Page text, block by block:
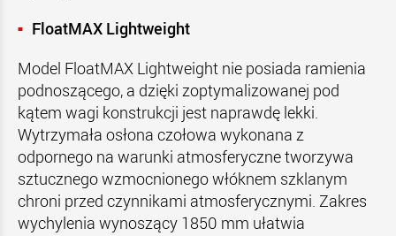
FloatMAX Lightweight
Model FloatMAX Lightweight nie posiada ramienia
podnoszącego, a dzięki zoptymalizowanej pod
kątem wagi konstrukcji jest naprawdę lekki.
Wytrzymała osłona czołowa wykonana z
odpornego na warunki atmosferyczne tworzywa
sztucznego wzmocnionego włóknem szklanym
chroni przed czynnikami atmosferycznymi. Zakres
wychylenia wynoszący 1850 mm ułatwia